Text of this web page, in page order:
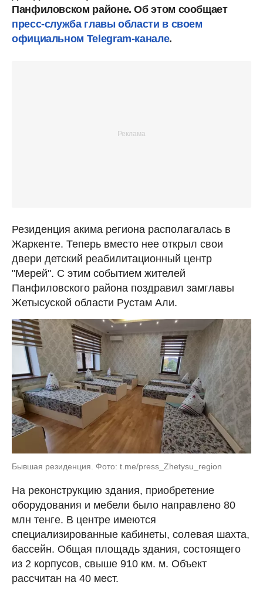
Панфиловском районе. Об этом сообщает
пресс-служба главы области в своем
официальном Telegram-канале.
Резиденция акима региона располагалась в
Жаркенте. Теперь вместо нее открыл свои
двери детский реабилитационный центр
"Мерей". С этим событием жителей
Панфиловского района поздравил замглавы
Жетысуской области Рустам Али.
Бывшая резиденция. Фото: t.me/press_Zhetysu_region
На реконструкцию здания, приобретение
оборудования и мебели было направлено 80
млн тенге. В центре имеются
специализированные кабинеты, солевая шахта,
бассейн. Общая площадь здания, состоящего
из 2 корпусов, свыше 910 км. м. Объект
рассчитан на 40 мест.